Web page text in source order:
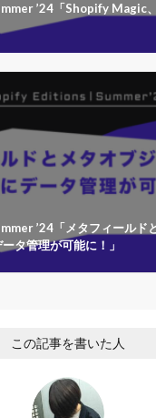
’24「Shopify Magic
’24「メタフィールド
タ管理が可能に！」
この記事を書いた人